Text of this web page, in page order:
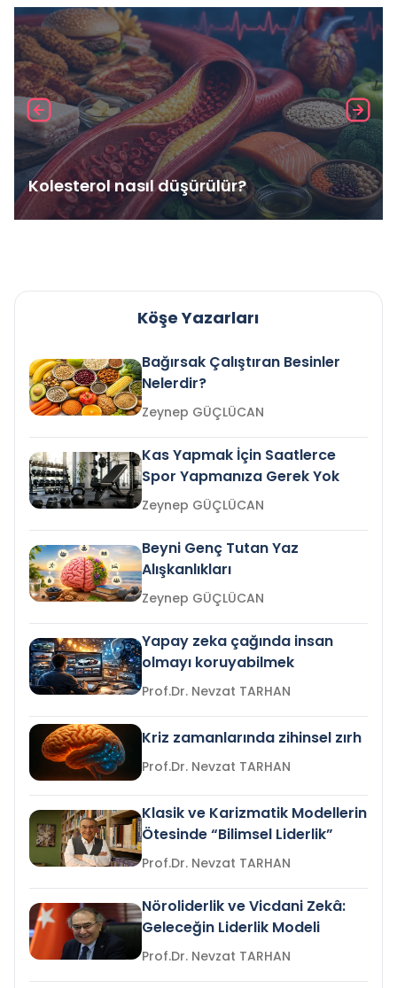
Kolesterol nasıl düşürülür?
Köşe Yazarları
Bağırsak Çalıştıran Besinler
Nelerdir?
Zeynep GÜÇLÜCAN
Kas Yapmak İçin Saatlerce
Spor Yapmanıza Gerek Yok
Zeynep GÜÇLÜCAN
Beyni Genç Tutan Yaz
Alışkanlıkları
Zeynep GÜÇLÜCAN
Yapay zeka çağında insan
olmayı koruyabilmek
Prof.Dr. Nevzat TARHAN
Kriz zamanlarında zihinsel zırh
Prof.Dr. Nevzat TARHAN
Klasik ve Karizmatik Modellerin
Ötesinde “Bilimsel Liderlik”
Prof.Dr. Nevzat TARHAN
Nöroliderlik ve Vicdani Zekâ:
Geleceğin Liderlik Modeli
Prof.Dr. Nevzat TARHAN